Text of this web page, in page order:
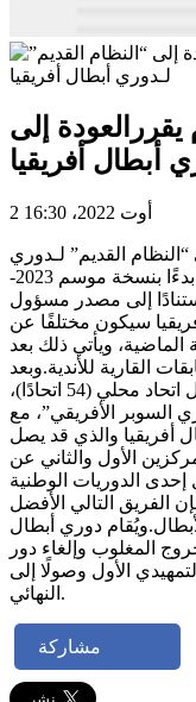
يقررالعودة إلى
أبطال أفريقيا
2 أوت 2022، 16:30
“النظام القديم” لـدوري
أبطال أفريقيا والذي كان في التسعينيات، بدءًا بنسخة موسم 2023-
استنادًا إلى مصدر مسؤول
سيكون مختلفًا عن
في المسابقة خلال 20 سنة الماضية، ويأتي ذلك بعد
القارية للأندية.وبعد
تحديد أبطال الدوريات المحلية عن كل اتحاد محلي (54 اتحادًا)،
السوبر الأفريقي”، مع
أفريقيا والذي قد يصل
(أصحاب المركزين الأول والثاني عن
الدوريات الوطنية
الفريق التالي الأفضل
دوري أبطال
مراحل بنظام خروج المغلوب وإلغاء دور
الأول وصولًا إلى
النهائي.
مشاركة